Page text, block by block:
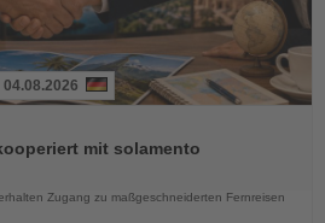
04.08.2026
mit solamento
Zugang zu maßgeschneiderten Fernreisen